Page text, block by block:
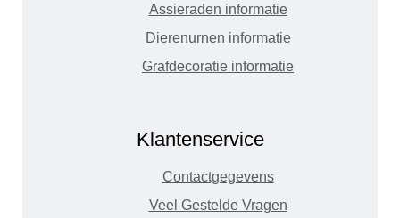
Assieraden informatie
Dierenurnen informatie
Grafdecoratie informatie
Klantenservice
Contactgegevens
Veel Gestelde Vragen